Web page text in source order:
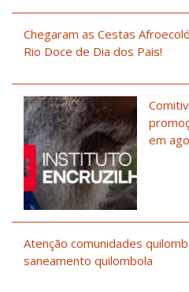
Chegaram as Cestas
Rio Doce de Dia dos Pais!
em
Atenção comunidades
saneamento quilombola